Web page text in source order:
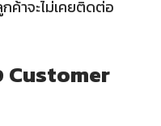
ค้าจะไม่เคยติดต่อ
Customer